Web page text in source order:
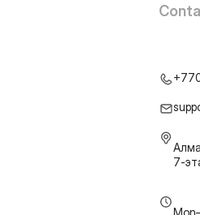
7-